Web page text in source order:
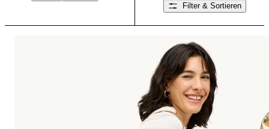
Filter & Sortieren